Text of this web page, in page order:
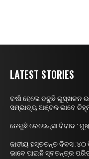
LATEST STORIES
ବର୍ଷା ହେଲେ ବଢୁଛି ଭୁସ୍ଖଳନ
ସମ୍ଭାବ୍ୟ ଅଞ୍ଚଳ ଭାବେ
ତେଜୁଛି ରେଭେନ୍ସା ବିବାଦ :
ଜାତୀୟ ହସ୍ତତନ୍ତ ଦିବସ :୪୦
ଭାବେ ପାଇଛି ସ୍ବତନ୍ତ୍ର